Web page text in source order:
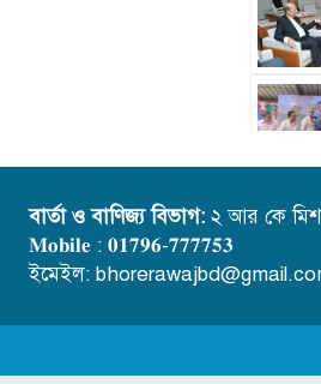
বার্তা ও বাণিজ্য বিভাগ: ২ আর কে
𝐌𝐨𝐛𝐢𝐥𝐞 : 𝟎𝟏𝟕𝟗𝟔-𝟕𝟕𝟕𝟕𝟓𝟑
ইমেইল: